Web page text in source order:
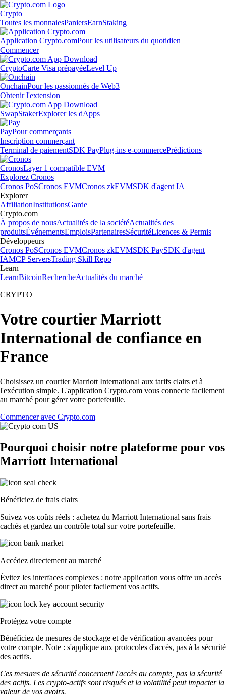
Crypto
Toutes les monnaiesPaniersEarnStaking
Application Crypto.comPour les utilisateurs du quotidien
Commencer
CryptoCarte Visa prépayéeLevel Up
OnchainPour les passionnés de Web3
Obtenir l'extension
SwapStakerExplorer les dApps
PayPour commerçants
Inscription commerçant
Terminal de paiementSDK PayPlug-ins e-commercePrédictions
CronosLayer 1 compatible EVM
Explorez Cronos
Cronos PoSCronos EVMCronos zkEVMSDK d'agent IA
Explorer
AffiliationInstitutionsGarde
Crypto.com
À propos de nousActualités de la sociétéActualités des
produitsÉvénementsEmploisPartenairesSécuritéLicences & Permis
Développeurs
Cronos PoSCronos EVMCronos zkEVMSDK PaySDK d'agent
IAMCP ServersTrading Skill Repo
Learn
LearnBitcoinRechercheActualités du marché
CRYPTO
Votre courtier Marriott
International de confiance en
France
Choisissez un courtier Marriott International aux tarifs clairs et à
l'exécution simple. L'application Crypto.com vous connecte facilement
au marché pour gérer votre portefeuille.
Commencer avec Crypto.com
Pourquoi choisir notre plateforme pour vos
Marriott International
Bénéficiez de frais clairs
Suivez vos coûts réels : achetez du Marriott International sans frais
cachés et gardez un contrôle total sur votre portefeuille.
Accédez directement au marché
Évitez les interfaces complexes : notre application vous offre un accès
direct au marché pour piloter facilement vos actifs.
Protégez votre compte
Bénéficiez de mesures de stockage et de vérification avancées pour
votre compte. Note : s'applique aux protocoles d'accès, pas à la sécurité
des actifs.
Ces mesures de sécurité concernent l'accès au compte, pas la sécurité
des actifs. Les crypto-actifs sont risqués et la volatilité peut impacter la
valeur de vos avoirs.